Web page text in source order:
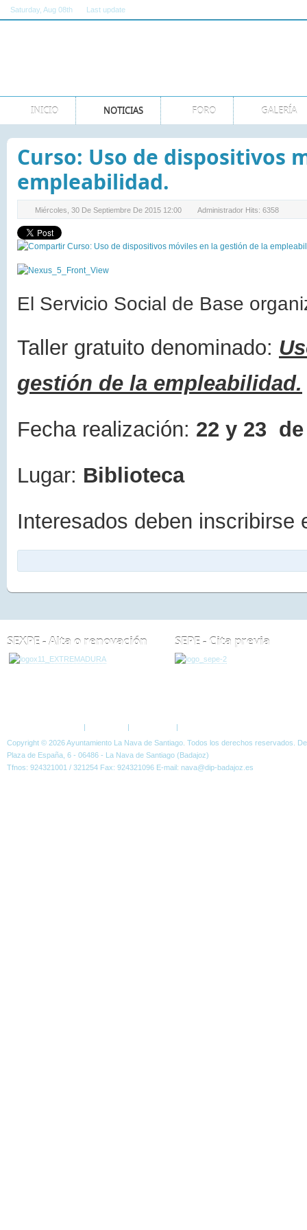
Saturday , Aug 08th Last update
INICIO NOTICIAS FORO GALERÍA
Curso: Uso de dispositivos
empleabilidad.
Miércoles, 30 De Septiembre De 2015 12:00 Administrador Hits: 6358
El Servicio Social de Base
Taller gratuito denominado: U
gestión de la empleabilidad.
Fecha realización: 22 y 23
Lugar: Biblioteca
Interesados deben inscribirse
SEXPE - Alta o renovación SEPE - Cita previa
| | |
Copyright © 2026 Ayuntamiento La Nava de Santiago. Todos los derechos reservados.
Plaza de España, 6 - 06486 - La Nava de Santiago (Badajoz)
Tfnos: 924321001 / 321254 Fax: 924321096 E-mail: nava@dip-badajoz.es